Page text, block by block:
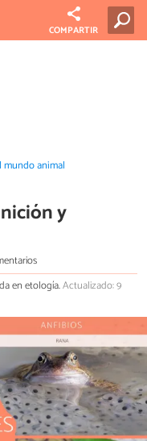
COMPARTIR
mundo animal
y
en etología.Actualizado: 9